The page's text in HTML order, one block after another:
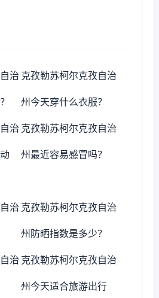
治 克孜勒苏柯尔克孜自治
州今天穿什么衣服？
治 克孜勒苏柯尔克孜自治
州最近容易感冒吗？
治 克孜勒苏柯尔克孜自治
州防晒指数是多少？
治 克孜勒苏柯尔克孜自治
州今天适合旅游出行